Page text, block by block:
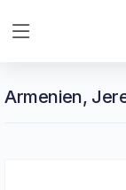
Armenien,